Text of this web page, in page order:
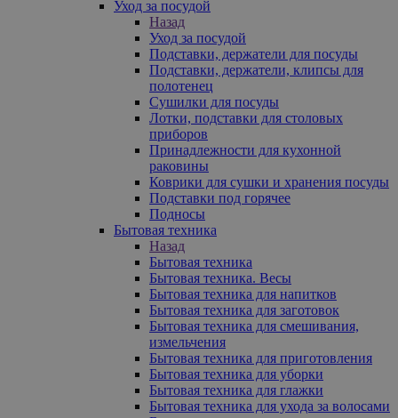
Уход за посудой
Назад
Уход за посудой
Подставки, держатели для посуды
Подставки, держатели, клипсы для
полотенец
Сушилки для посуды
Лотки, подставки для столовых
приборов
Принадлежности для кухонной
раковины
Коврики для сушки и хранения посуды
Подставки под горячее
Подносы
Бытовая техника
Назад
Бытовая техника
Бытовая техника. Весы
Бытовая техника для напитков
Бытовая техника для заготовок
Бытовая техника для смешивания,
измельчения
Бытовая техника для приготовления
Бытовая техника для уборки
Бытовая техника для глажки
Бытовая техника для ухода за волосами